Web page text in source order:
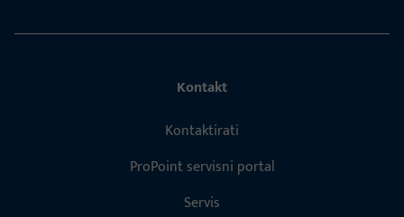
Kontakt
Kontaktirati
ProPoint servisni portal
Servis